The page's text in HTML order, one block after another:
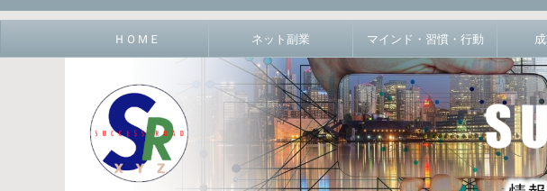
ＨＯＭＥ ネット副業 マインド・習慣・行動